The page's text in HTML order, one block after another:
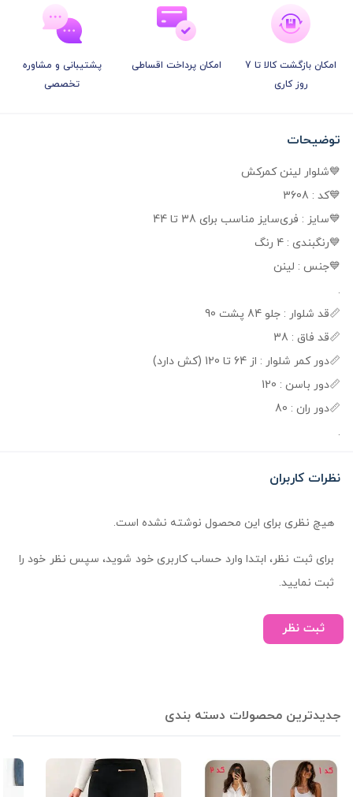
امکان بازگشت کالا تا 7
روز کاری
امکان پرداخت اقساطی
پشتیبانی و مشاوره
تخصصی
توضیحات
💙شلوار لینن کمرکش
💙کد : 3608
💙سایز : فری‌سایز مناسب برای 38 تا 44
💙رنگبندی : 4 رنگ
💙جنس : لینن
.
📏قد شلوار : جلو 84 پشت 90
📏قد فاق : 38
📏دور کمر شلوار : از 64 تا 120 (کش دارد)
📏دور باسن : 120
📏دور ران : 80
.
نظرات کاربران
هیچ نظری برای این محصول نوشته نشده است.
برای ثبت نظر، ابتدا وارد حساب کاربری خود شوید، سپس نظر خود را
ثبت نمایید.
ثبت نظر
جدیدترین محصولات دسته بندی